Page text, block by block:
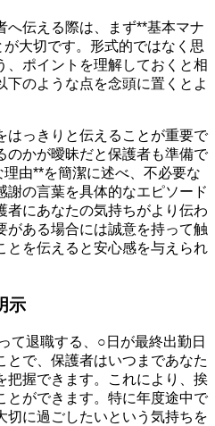
へ伝える際は、まず**基本マナ
大切です。形式的ではなく思
、ポイントを理解しておくと相
のような点を念頭に置くとよ
はっきりと伝えることが重要で
のかが曖昧だと保護者も準備で
由**を簡潔に述べ、不必要な
謝の言葉を具体的なエピソード
者にあなたの気持ちがより伝わ
がある場合には誠意を持って触
とを伝えると安心感を与えられ
示
て退職する、○日が最終出勤日
とで、保護者はいつまであなた
把握できます。これにより、挨
とができます。特に年度途中で
切に過ごしたいという気持ちを